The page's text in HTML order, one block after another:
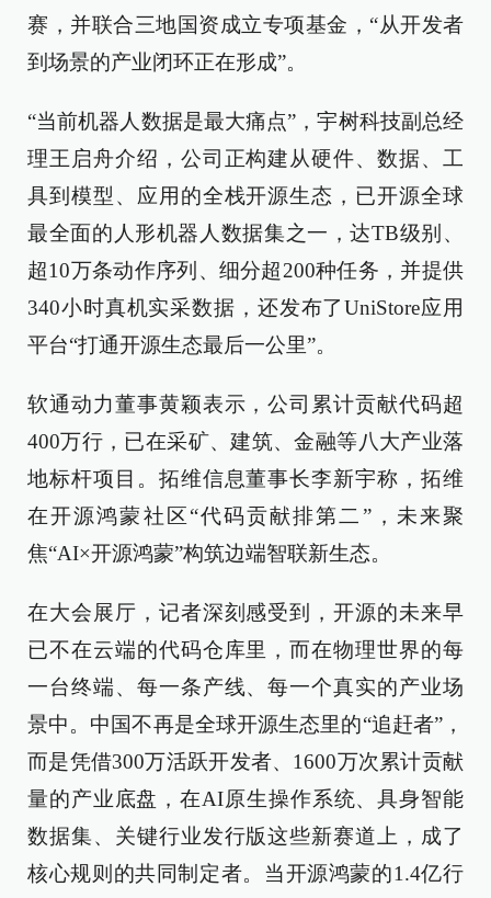
赛，并联合三地国资成立专项基金，“从开发者
到场景的产业闭环正在形成”。
“当前机器人数据是最大痛点”，宇树科技副总经
理王启舟介绍，公司正构建从硬件、数据、工
具到模型、应用的全栈开源生态，已开源全球
最全面的人形机器人数据集之一，达TB级别、
超10万条动作序列、细分超200种任务，并提供
340小时真机实采数据，还发布了UniStore应用
平台“打通开源生态最后一公里”。
软通动力董事黄颖表示，公司累计贡献代码超
400万行，已在采矿、建筑、金融等八大产业落
地标杆项目。拓维信息董事长李新宇称，拓维
在开源鸿蒙社区“代码贡献排第二”，未来聚
焦“AI×开源鸿蒙”构筑边端智联新生态。
在大会展厅，记者深刻感受到，开源的未来早
已不在云端的代码仓库里，而在物理世界的每
一台终端、每一条产线、每一个真实的产业场
景中。中国不再是全球开源生态里的“追赶者”，
而是凭借300万活跃开发者、1600万次累计贡献
量的产业底盘，在AI原生操作系统、具身智能
数据集、关键行业发行版这些新赛道上，成了
核心规则的共同制定者。当开源鸿蒙的1.4亿行